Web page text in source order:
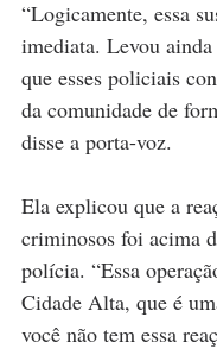
“Logicamente, essa
imediata. Levou
que esses policiais
da comunidade de
disse a porta-voz.
Ela explicou que a
criminosos foi acima
polícia. “Essa
Cidade Alta, que é
você não tem essa